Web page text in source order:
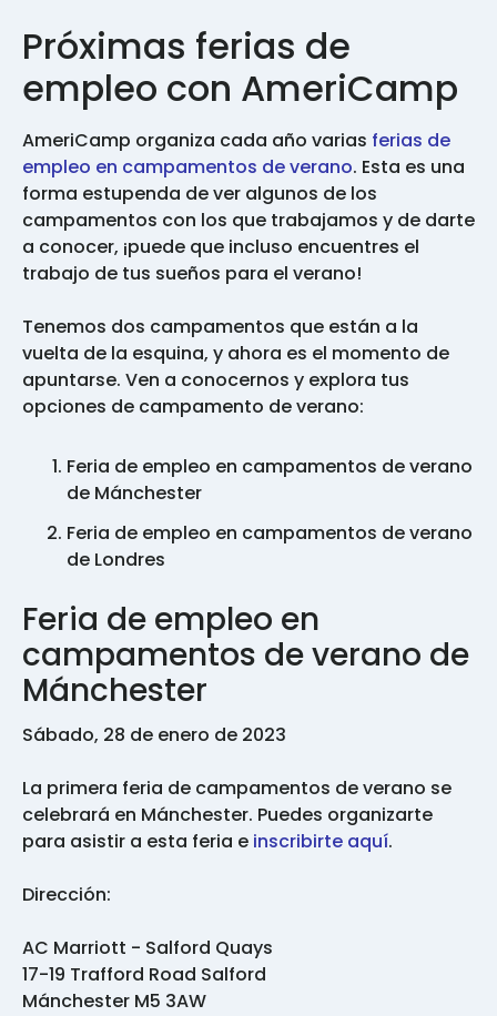
Próximas ferias de
empleo con AmeriCamp
AmeriCamp organiza cada año varias ferias de
empleo en campamentos de verano. Esta es una
forma estupenda de ver algunos de los
campamentos con los que trabajamos y de darte
a conocer, ¡puede que incluso encuentres el
trabajo de tus sueños para el verano!
Tenemos dos campamentos que están a la
vuelta de la esquina, y ahora es el momento de
apuntarse. Ven a conocernos y explora tus
opciones de campamento de verano:
Feria de empleo en campamentos de verano
de Mánchester
Feria de empleo en campamentos de verano
de Londres
Feria de empleo en
campamentos de verano de
Mánchester
Sábado, 28 de enero de 2023
La primera feria de campamentos de verano se
celebrará en Mánchester. Puedes organizarte
para asistir a esta feria e inscribirte aquí.
Dirección:
AC Marriott - Salford Quays
17-19 Trafford Road Salford
Mánchester M5 3AW